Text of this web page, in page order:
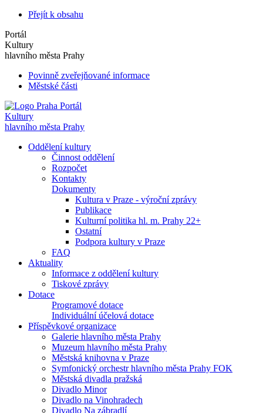
Přejít k obsahu
Portál
Kultury
hlavního města Prahy
Povinně zveřejňované informace
Městské části
Portál
Kultury
hlavního města Prahy
Oddělení kultury
Činnost oddělení
Rozpočet
Kontakty
Dokumenty
Kultura v Praze - výroční zprávy
Publikace
Kulturní politika hl. m. Prahy 22+
Ostatní
Podpora kultury v Praze
FAQ
Aktuality
Informace z oddělení kultury
Tiskové zprávy
Dotace
Programové dotace
Individuální účelová dotace
Příspěvkové organizace
Galerie hlavního města Prahy
Muzeum hlavního města Prahy
Městská knihovna v Praze
Symfonický orchestr hlavního města Prahy FOK
Městská divadla pražská
Divadlo Minor
Divadlo na Vinohradech
Divadlo Na zábradlí